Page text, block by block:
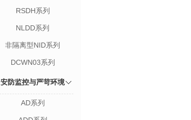
RSDH系列
NLDD系列
非隔离型NID系列
DCWN03系列
安防监控与严苛环境
AD系列